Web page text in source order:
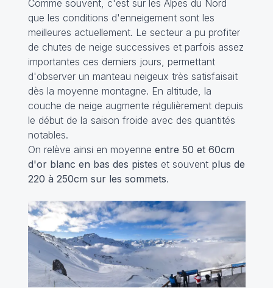
Comme souvent, c'est sur les Alpes du Nord
que les conditions d'enneigement sont les
meilleures actuellement. Le secteur a pu profiter
de chutes de neige successives et parfois assez
importantes ces derniers jours, permettant
d'observer un manteau neigeux très satisfaisait
dès la moyenne montagne. En altitude, la
couche de neige augmente régulièrement depuis
le début de la saison froide avec des quantités
notables.
On relève ainsi en moyenne entre 50 et 60cm
d'or blanc en bas des pistes et souventplus de
220 à 250cm sur les sommets.